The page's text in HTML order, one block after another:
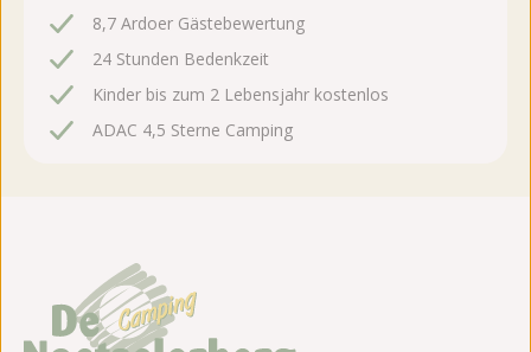
8,7 Ardoer Gästebewertung
24 Stunden Bedenkzeit
Kinder bis zum 2 Lebensjahr kostenlos
ADAC 4,5 Sterne Camping